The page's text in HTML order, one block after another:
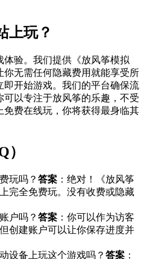
上玩？
验。我们提供《放风筝模拟
无需任何隐藏费用就能享受所
开始游戏。我们的平台确保流
以专注于放风筝的乐趣，不受
费在线玩，你将获得最身临其
玩吗？ 答案 ：绝对！《放风筝
完全免费玩。没有收费或隐藏
户吗？ 答案 ：你可以作为访客
创建账户可以让你保存进度并
设备上玩这个游戏吗？ 答案 ：